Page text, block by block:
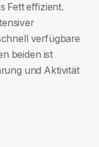
Fett effizient.
verfügbare
beiden ist
und Aktivität